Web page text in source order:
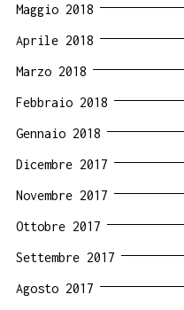
Maggio 2018
Aprile 2018
Marzo 2018
Febbraio 2018
Gennaio 2018
Dicembre 2017
Novembre 2017
Ottobre 2017
Settembre 2017
Agosto 2017